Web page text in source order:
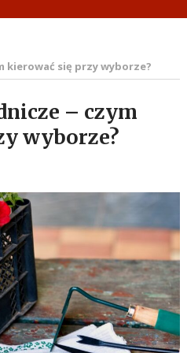
kierować się przy wyborze?
– czym
wyborze?